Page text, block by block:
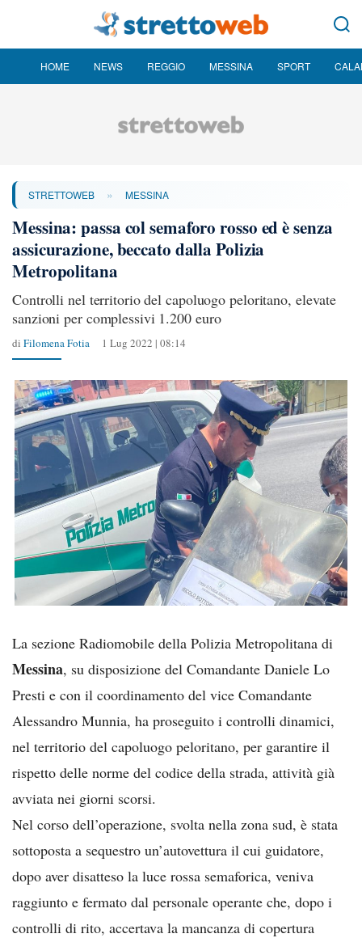
HOME NEWS REGGIO MESSINA SPORT
STRETTOWEB » MESSINA
Messina: passa col semaforo rosso ed è senza
assicurazione, beccato dalla Polizia
Metropolitana
Controlli nel territorio del capoluogo peloritano, elevate
sanzioni per complessivi 1.200 euro
di Filomena Fotia 1 Lug 2022 | 08:14
La sezione Radiomobile della Polizia Metropolitana di
Messina, su disposizione del Comandante Daniele Lo
Presti e con il coordinamento del vice Comandante
Alessandro Munnia, ha proseguito i controlli dinamici,
nel territorio del capoluogo peloritano, per garantire il
rispetto delle norme del codice della strada, attività già
avviata nei giorni scorsi.
Nel corso dell’operazione, svolta nella zona sud, è stata
sottoposta a sequestro un’autovettura il cui guidatore,
dopo aver disatteso la luce rossa semaforica, veniva
raggiunto e fermato dal personale operante che, dopo i
controlli di rito, accertava la mancanza di copertura